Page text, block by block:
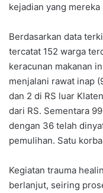
kejadian yang mereka
Berdasarkan data
tercatat 152 warga
keracunan makanan
menjalani rawat inap
dan 2 di RS luar
dari RS. Sementara
dengan 36 telah
pemulihan. Satu
Kegiatan trauma
berlanjut, seiring